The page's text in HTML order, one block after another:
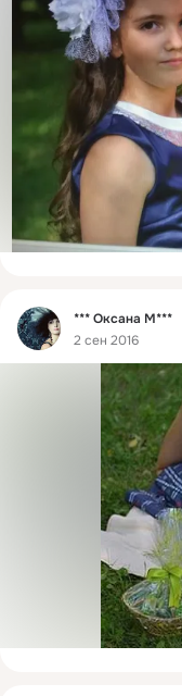
Фид
*** Оксана М***
2 сен 2016